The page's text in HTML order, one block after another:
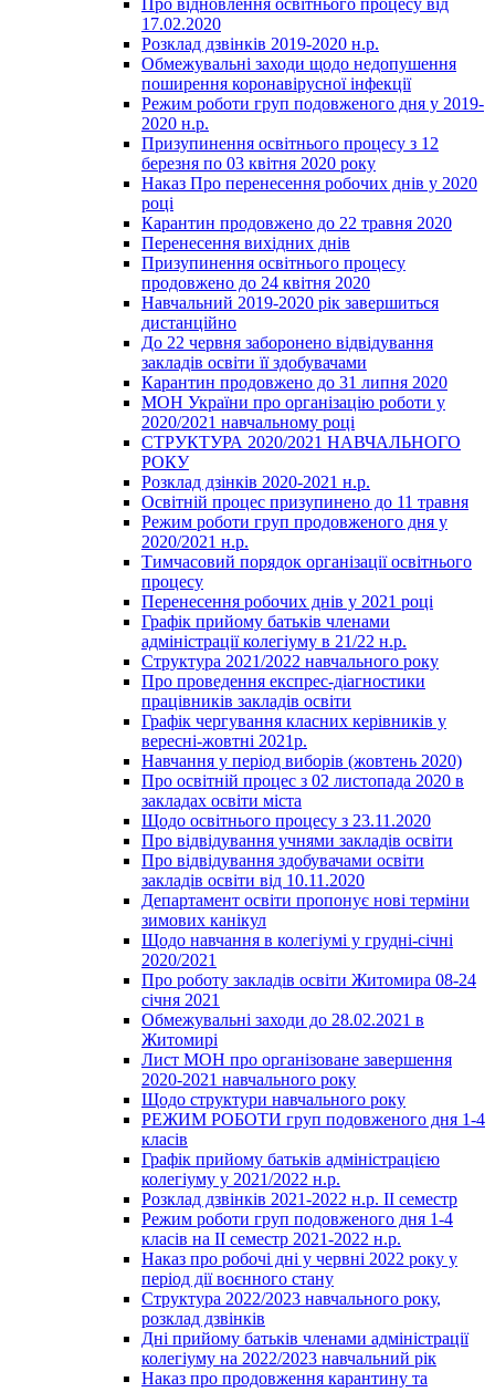
Про відновлення освітнього процесу від
17.02.2020
Розклад дзвінків 2019-2020 н.р.
Обмежувальні заходи щодо недопушення
поширення коронавірусної інфекції
Режим роботи груп подовженого дня у 2019-
2020 н.р.
Призупинення освітнього процесу з 12
березня по 03 квітня 2020 року
Наказ Про перенесення робочих днів у 2020
році
Карантин продовжено до 22 травня 2020
Перенесення вихідних днів
Призупинення освітнього процесу
продовжено до 24 квітня 2020
Навчальний 2019-2020 рік завершиться
дистанційно
До 22 червня заборонено відвідування
закладів освіти її здобувачами
Карантин продовжено до 31 липня 2020
МОН України про організацію роботи у
2020/2021 навчальному році
СТРУКТУРА 2020/2021 НАВЧАЛЬНОГО
РОКУ
Розклад дзінків 2020-2021 н.р.
Освітній процес призупинено до 11 травня
Режим роботи груп продовженого дня у
2020/2021 н.р.
Тимчасовий порядок організації освітнього
процесу
Перенесення робочих днів у 2021 році
Графік прийому батьків членами
адміністрації колегіуму в 21/22 н.р.
Структура 2021/2022 навчального року
Про проведення експрес-діагностики
працівників закладів освіти
Графік чергування класних керівників у
вересні-жовтні 2021р.
Навчання у період виборів (жовтень 2020)
Про освітній процес з 02 листопада 2020 в
закладах освіти міста
Щодо освітнього процесу з 23.11.2020
Про відвідування учнями закладів освіти
Про відвідування здобувачами освіти
закладів освіти від 10.11.2020
Департамент освіти пропонує нові терміни
зимових канікул
Щодо навчання в колегіумі у грудні-січні
2020/2021
Про роботу закладів освіти Житомира 08-24
січня 2021
Обмежувальні заходи до 28.02.2021 в
Житомирі
Лист МОН про організоване завершення
2020-2021 навчального року
Щодо структури навчального року
РЕЖИМ РОБОТИ груп подовженого дня 1-4
класів
Графік прийому батьків адміністрацією
колегіуму у 2021/2022 н.р.
Розклад дзвінків 2021-2022 н.р. ІІ семестр
Режим роботи груп подовженого дня 1-4
класів на ІІ семестр 2021-2022 н.р.
Наказ про робочі дні у червні 2022 року у
період дії воєнного стану
Структура 2022/2023 навчального року,
розклад дзвінків
Дні прийому батьків членами адміністрації
колегіуму на 2022/2023 навчальний рік
Наказ про продовження карантину та